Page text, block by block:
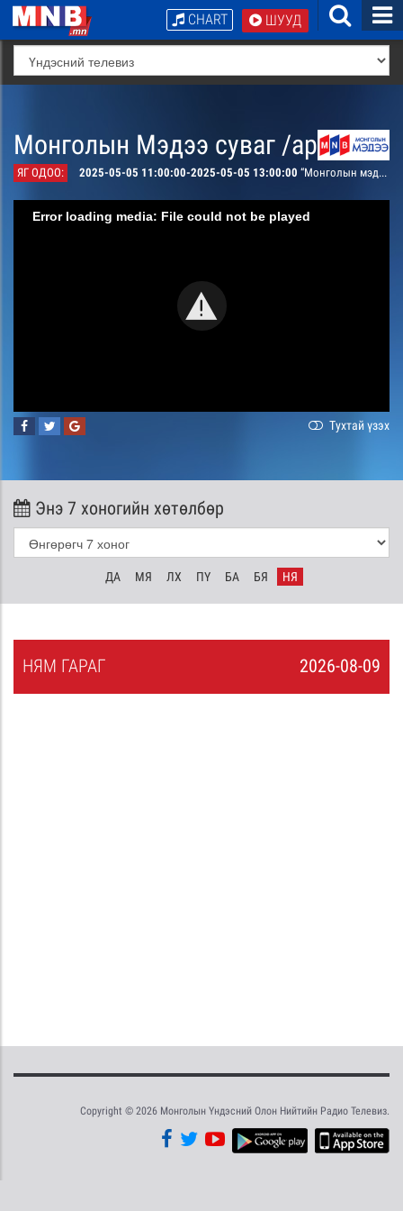
ШУУД
CHART
Монголын Мэдээ суваг /архив/
ЯГ ОДОО: 2025-05-05 11:00:00-2025-05-05 13:00:00 “Монголын мэдээ” мэдээллийн хөтөлбөр /шууд/
Error loading media: File could not be played
Тухтай үзэх
Энэ 7 хоногийн хөтөлбөр
ДА МЯ ЛХ ПҮ БА БЯ НЯ
2026-08-09
НЯМ ГАРАГ
Copyright © 2026 Монголын Үндэсний Олон Нийтийн Радио Телевиз.